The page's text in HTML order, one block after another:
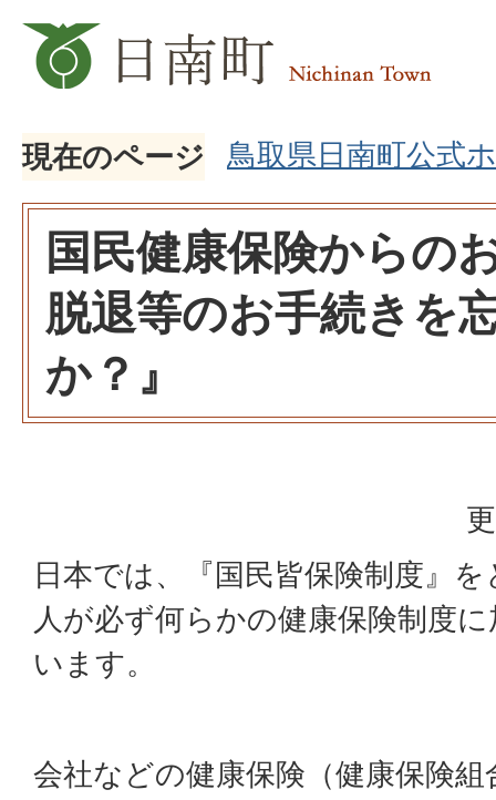
現在のページ 鳥取県日南町公式
国民健康保険からの
脱退等のお手続きを
か？』
日本では、『国民皆保険制度』
人が必ず何らかの健康保険制度
います。
会社などの健康保険（健康保険